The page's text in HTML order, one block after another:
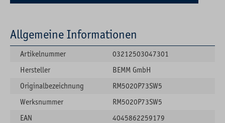
Allgemeine Informationen
Artikelnummer
03212503047301
Hersteller
BEMM GmbH
Originalbezeichnung
RM5020P73SW5
Werksnummer
RM5020P73SW5
EAN
4045862259179